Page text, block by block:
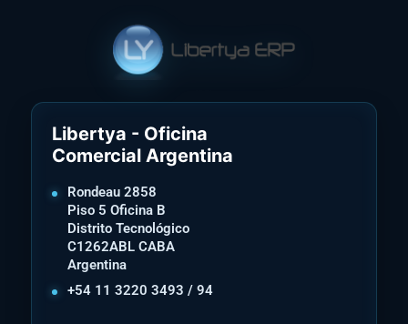
Libertya - Oficina
Comercial Argentina
Rondeau 2858
Piso 5 Oficina B
Distrito Tecnológico
C1262ABL CABA
Argentina
+54 11 3220 3493 / 94